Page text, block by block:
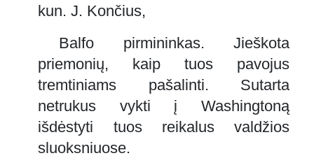
kun. J. Končius,
Balfo pirmininkas. Jieškota
priemonių, kaip tuos pavojus
tremtiniams pašalinti. Sutarta
netrukus vykti į Washingtoną
išdėstyti tuos reikalus valdžios
sluoksniuose.